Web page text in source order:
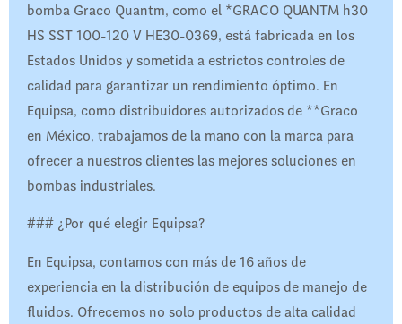
bomba Graco Quantm, como el *GRACO QUANTM h30
HS SST 100-120 V HE30-0369, está fabricada en los
Estados Unidos y sometida a estrictos controles de
calidad para garantizar un rendimiento óptimo. En
Equipsa, como distribuidores autorizados de **Graco
en México, trabajamos de la mano con la marca para
ofrecer a nuestros clientes las mejores soluciones en
bombas industriales.
### ¿Por qué elegir Equipsa?
En Equipsa, contamos con más de 16 años de
experiencia en la distribución de equipos de manejo de
fluidos. Ofrecemos no solo productos de alta calidad